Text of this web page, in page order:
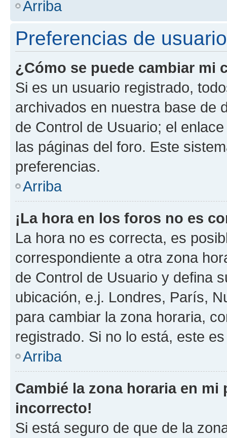
Arriba
Preferencias de
¿Cómo se puede cambiar mi
Si es un usuario registrado,
archivados en nuestra base de
de Control de Usuario; el
las páginas del foro. Este
preferencias.
Arriba
¡La hora en los foros no es
La hora no es correcta, es
correspondiente a otra zona
de Control de Usuario y defina
ubicación, e.j. Londres, París,
para cambiar la zona horaria,
registrado. Si no lo está, este
Arriba
Cambié la zona horaria en
incorrecto!
Si está seguro de que de la